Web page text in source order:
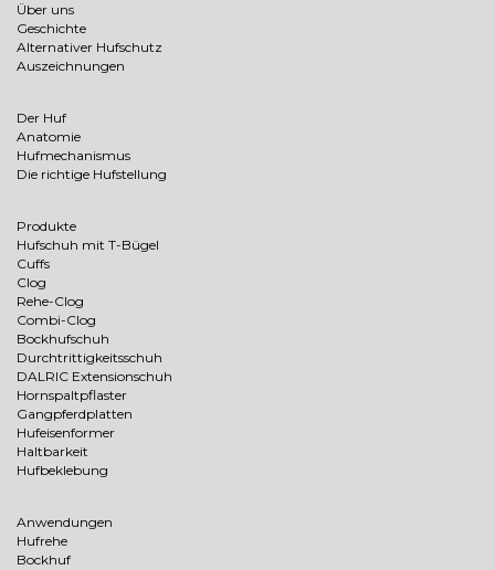
Über uns
Geschichte
Alternativer Hufschutz
Auszeichnungen
Der Huf
Anatomie
Hufmechanismus
Die richtige Hufstellung
Produkte
Hufschuh mit T-Bügel
Cuffs
Clog
Rehe-Clog
Combi-Clog
Bockhufschuh
Durchtrittigkeitsschuh
DALRIC Extensionschuh
Hornspaltpflaster
Gangpferdplatten
Hufeisenformer
Haltbarkeit
Hufbeklebung
Anwendungen
Hufrehe
Bockhuf